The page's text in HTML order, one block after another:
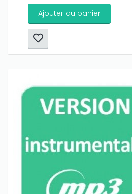
Ajouter au panier